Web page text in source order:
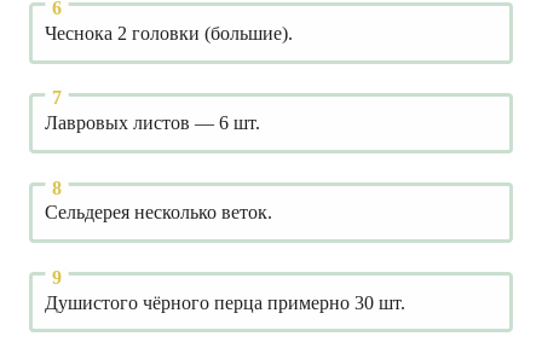
Чеснока 2 головки (большие).
Лавровых листов — 6 шт.
Сельдерея несколько веток.
Душистого чёрного перца примерно 30 шт.